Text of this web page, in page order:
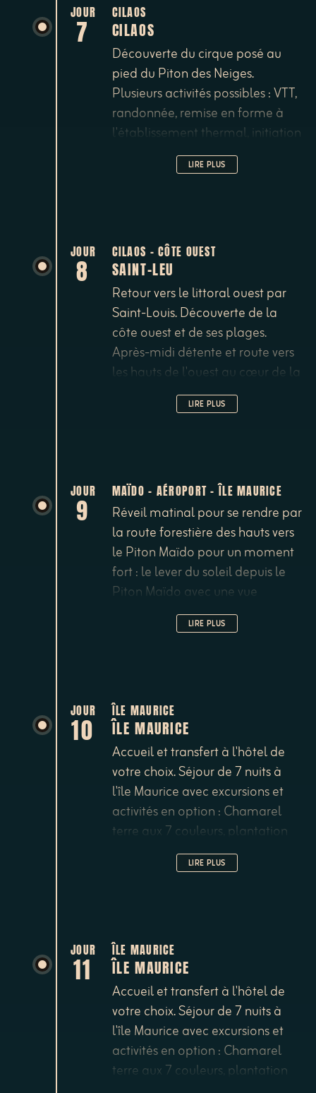
retour vers la côte ouest et
direction le cirque de Cilaos.
Arrivée en fin de journée au cœur
du cirque. Dîner et nuit à la
chambre d'hôtes les Filaos.
JOUR
7
CILAOS
CILAOS
Découverte du cirque posé au
pied du Piton des Neiges.
Plusieurs activités possibles : VTT,
randonnée, remise en forme à
l'établissement thermal, initiation
au canyoning ou visite guidée
avec un guide Péi. Dîner et nuit à
LIRE PLUS
JOUR
8
CILAOS - CÔTE OUEST
SAINT-LEU
Retour vers le littoral ouest par
Saint-Louis. Découverte de la
côte ouest et de ses plages.
Après-midi détente et route vers
les hauts de l'ouest au cœur de la
forêt d'altitude et installation à la
chambre d’hôtes Les Balcons
LIRE PLUS
JOUR
9
MAÏDO - AÉROPORT - ÎLE MAURICE
Réveil matinal pour se rendre par
la route forestière des hauts vers
le Piton Maïdo pour un moment
fort : le lever du soleil depuis le
Piton Maïdo avec une vue
inoubliable sur tout le cirque de
Mafate qui s'étend en contrebas.
pointue, etc. Retour à l'aéroport
de St Denis et restitution de votre
véhicule. Vol à destination de l'île
Maurice (45 min.)
LIRE PLUS
JOUR
10
ÎLE MAURICE
ÎLE MAURICE
Accueil et transfert à l'hôtel de
votre choix. Séjour de 7 nuits à
l'île Maurice avec excursions et
activités en option : Chamarel
terre aux 7 couleurs, plantation
de thé de Bois Chéri, parc de
Casela, jardin botanique de
dauphins, blue safari à bord d'un
sous-marin etc...
LIRE PLUS
JOUR
11
ÎLE MAURICE
ÎLE MAURICE
Accueil et transfert à l'hôtel de
votre choix. Séjour de 7 nuits à
l'île Maurice avec excursions et
activités en option : Chamarel
terre aux 7 couleurs, plantation